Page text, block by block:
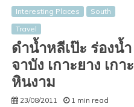
Interesting Places
South
Travel
ดำน้ำหลีเป๊ะ ร่องน้ำ
จาบัง เกาะยาง เกาะ
หินงาม
23/08/2011
1 min read